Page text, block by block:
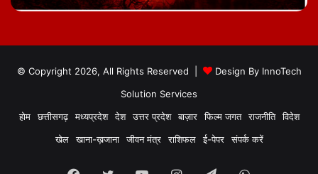
© Copyright 2026, All Rights Reserved | Design By InnoTech
Solution Services
होम
छत्तीसगढ़ मध्यप्रदेश देश उत्तर प्रदेश बाज़ार फिल्म जगत राजनीति
विदेश
खेल
खाना-ख़जाना जीवन मंत्र राशिफल ई-पेपर संपर्क करें